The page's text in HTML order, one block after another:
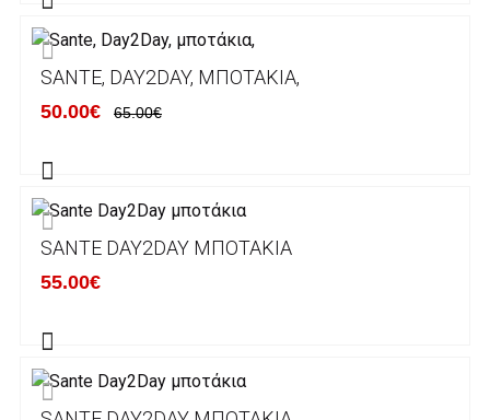
ΕΞΟΔΑ ΑΠΟΣΤΟΛΗΣ
ΕΛΛΑΔΑ
μεταφορικών 2€ για αγορές κάτω των 50€
Τα προϊόντα που παραγγέλνει ο χρήστης μέσω
του ηλεκτρονικού καταστήματος lablanca.gr
SANTE, DAY2DAY, ΜΠΟΤΆΚΙΑ,
50.00€ 65.00€
SANTE DAY2DAY ΜΠΟΤΆΚΙΑ
55.00€